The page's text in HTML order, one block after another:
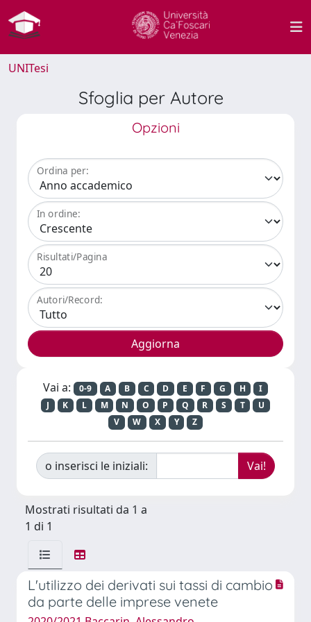
UNITesi
Sfoglia per Autore
Opzioni
Ordina per:
In ordine:
Risultati/Pagina
Autori/Record:
Vai a: 0-9 A B C D E F G H
I
J
K L M N O P Q R S T
U
V
W X Y Z
o inserisci le iniziali:
Mostrati risultati da 1 a
1 di 1
L'utilizzo dei derivati sui tassi di cambio
da parte delle imprese venete